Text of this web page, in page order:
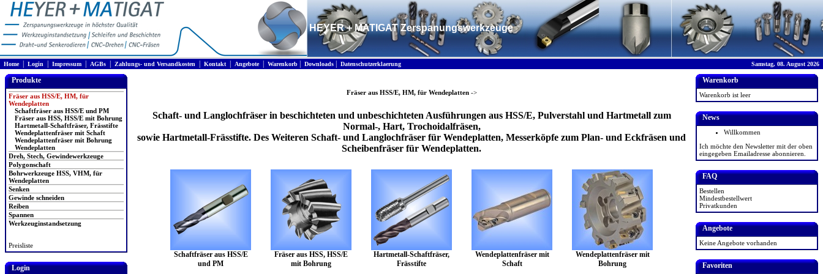
HEYER + MATIGAT Zerspanungswerkzeuge
Home| Login Impressum AGBs Zahlungs- und Versandkosten Kontakt| Angebote| Warenkorb Downloads Datenschutzerklaerung Samstag, 08. August 2026
Produkte
Fräser aus HSS/E, HM, für
Wendeplatten
Schaftfräser aus HSS/E und PM
Fräser aus HSS, HSS/E mit Bohrung
Hartmetall-Schaftfräser, Frässtifte
Wendeplattenfräser mit Schaft
Wendeplattenfräser mit Bohrung
Wendeplatten
Dreh, Stech, Gewindewerkzeuge
Polygonschaft
Bohrwerkzeuge HSS, VHM, für
Wendeplatten
Senken
Gewinde schneiden
Reiben
Spannen
Werkzeuginstandsetzung
Preisliste
Login
Fräser aus HSS/E, HM, für Wendeplatten->
Schaft- und Langlochfräser in beschichteten und unbeschichteten Ausführungen aus HSS/E, Pulverstahl und Hartmetall zum
Normal-, Hart, Trochoidalfräsen,
sowie Hartmetall-Frässtifte. Des Weiteren Schaft- und Langlochfräser für Wendeplatten, Messerköpfe zum Plan- und Eckfräsen und
Scheibenfräser für Wendeplatten.
Schaftfräser aus HSS/E
und PM
Fräser aus HSS, HSS/E
mit Bohrung
Hartmetall-Schaftfräser,
Frässtifte
Wendeplattenfräser mit
Schaft
Wendeplattenfräser mit
Bohrung
Warenkorb
Warenkorb ist leer
News
Willkommen
Ich möchte den Newsletter mit der oben
eingegeben Emailadresse abonnieren.
FAQ
Bestellen
Mindestbestellwert
Privatkunden
Angebote
Keine Angebote vorhanden
Favoriten